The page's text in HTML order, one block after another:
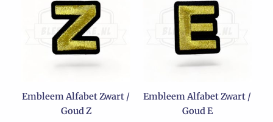
Embleem Alfabet Zwart /
Goud Z
Embleem Alfabet Zwart /
Goud E